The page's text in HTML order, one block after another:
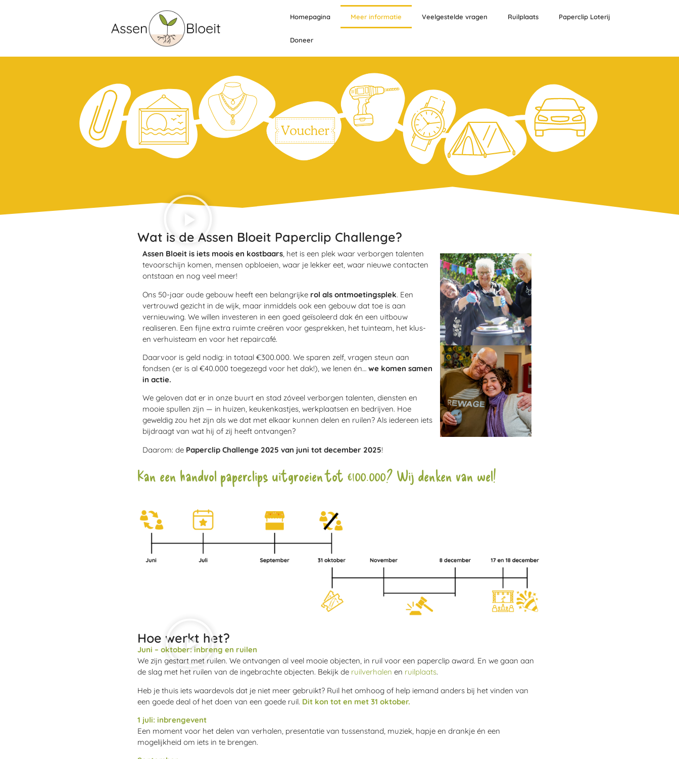
Homepagina Meer informatie Veelgestelde vragen Ruilplaats Paperclip Loterij
Doneer
Wat is de Assen Bloeit Paperclip Challenge?
Assen Bloeit is iets moois en kostbaars, het is een plek waar verborgen talenten
tevoorschijn komen, mensen opbloeien, waar je lekker eet, waar nieuwe contacten
ontstaan en nog veel meer!
Ons 50-jaar oude gebouw heeft een belangrijke rol als ontmoetingsplek. Een
vertrouwd gezicht in de wijk, maar inmiddels ook een gebouw dat toe is aan
vernieuwing. We willen investeren in een goed geïsoleerd dak én een uitbouw
realiseren. Een fijne extra ruimte creëren voor gesprekken, het tuinteam, het klus-
en verhuisteam en voor het repaircafé.
Daarvoor is geld nodig: in totaal €300.000. We sparen zelf, vragen steun aan
fondsen (er is al €40.000 toegezegd voor het dak!), we lenen én… we komen samen
in actie.
We geloven dat er in onze buurt en stad zóveel verborgen talenten, diensten en
mooie spullen zijn — in huizen, keukenkastjes, werkplaatsen en bedrijven. Hoe
geweldig zou het zijn als we dat met elkaar kunnen delen en ruilen? Als iedereen iets
bijdraagt van wat hij of zij heeft ontvangen?
Daarom: de Paperclip Challenge 2025 van juni tot december 2025!
Kan een handvol paperclips uitgroeien tot €100.000? Wij denken van wel!
Hoe werkt het?
Juni – oktober: inbreng en ruilen
We zijn gestart met ruilen. We ontvangen al veel mooie objecten, in ruil voor een paperclip award. En we gaan aan
de slag met het ruilen van de ingebrachte objecten. Bekijk de ruilverhalen en ruilplaats.
Heb je thuis iets waardevols dat je niet meer gebruikt? Ruil het omhoog of help iemand anders bij het vinden van
een goede deal of het doen van een goede ruil. Dit kon tot en met 31 oktober.
1 juli: inbrengevent
Een moment voor het delen van verhalen, presentatie van tussenstand, muziek, hapje en drankje én een
mogelijkheid om iets in te brengen.